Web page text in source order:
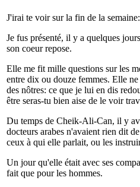
J'irai te voir sur la fin de la
Je fus présenté, il y a quelques
son coeur repose.
Elle me fit mille questions sur les
entre dix ou douze femmes. Elle
des nôtres: ce que je lui en dis
être seras-tu bien aise de le voir
Du temps de Cheik-Ali-Can, il y
docteurs arabes n'avaient rien dit
ceux à qui elle parlait, ou les
Un jour qu'elle était avec ses
fait que pour les hommes.